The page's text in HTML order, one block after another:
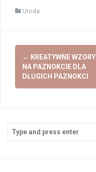
Uroda
Post
navigation
← KREATYWNE WZORY
NA PAZNOKCIE DLA
DŁUGICH PAZNOKCI
for: